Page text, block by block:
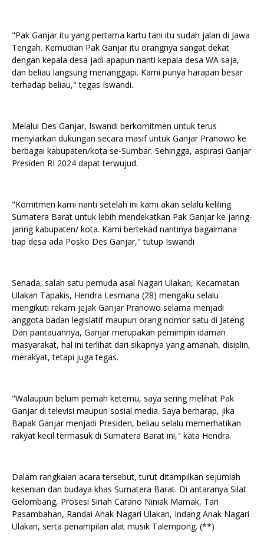
"Pak Ganjar itu yang pertama kartu tani itu sudah jalan di Jawa
Tengah. Kemudian Pak Ganjar itu orangnya sangat dekat
dengan kepala desa jadi apapun nanti kepala desa WA saja,
dan beliau langsung menanggapi. Kami punya harapan besar
terhadap beliau," tegas Iswandi.
Melalui Des Ganjar, Iswandi berkomitmen untuk terus
menyiarkan dukungan secara masif untuk Ganjar Pranowo ke
berbagai kabupaten/kota se-Sumbar. Sehingga, aspirasi Ganjar
Presiden RI 2024 dapat terwujud.
"Komitmen kami nanti setelah ini kami akan selalu keliling
Sumatera Barat untuk lebih mendekatkan Pak Ganjar ke jaring-
jaring kabupaten/ kota. Kami bertekad nantinya bagaimana
tiap desa ada Posko Des Ganjar," tutup Iswandi
Senada, salah satu pemuda asal Nagari Ulakan, Kecamatan
Ulakan Tapakis, Hendra Lesmana (28) mengaku selalu
mengikuti rekam jejak Ganjar Pranowo selama menjadi
anggota badan legislatif maupun orang nomor satu di Jateng.
Dari pantauannya, Ganjar merupakan pemimpin idaman
masyarakat, hal ini terlihat dari sikapnya yang amanah, disiplin,
merakyat, tetapi juga tegas.
"Walaupun belum pernah ketemu, saya sering melihat Pak
Ganjar di televisi maupun sosial media. Saya berharap, jika
Bapak Ganjar menjadi Presiden, beliau selalu memerhatikan
rakyat kecil termasuk di Sumatera Barat ini," kata Hendra.
Dalam rangkaian acara tersebut, turut ditampilkan sejumlah
kesenian dan budaya khas Sumatera Barat. Di antaranya Silat
Gelombang, Prosesi Siriah Carano Niniak Mamak, Tari
Pasambahan, Randai Anak Nagari Ulakan, Indang Anak Nagari
Ulakan, serta penampilan alat musik Talempong. (**)